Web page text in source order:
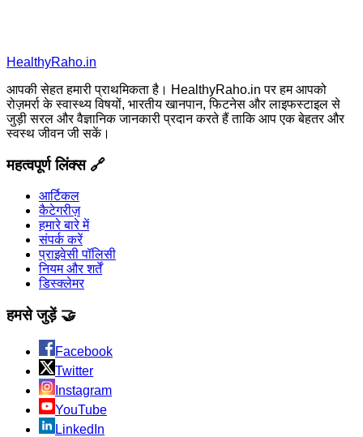
HealthyRaho.in
आपकी सेहत हमारी प्राथमिकता है। HealthyRaho.in पर हम आपको
रोज़मर्रा के स्वास्थ्य विषयों, भारतीय खानपान, फिटनेस और लाइफस्टाइल से
जुड़ी सरल और वैज्ञानिक जानकारी प्रदान करते हैं ताकि आप एक बेहतर और
स्वस्थ जीवन जी सकें।
महत्वपूर्ण लिंक्स 🔗
आर्टिकल
कैटेगरीज़
हमारे बारे में
संपर्क करें
प्राइवेसी पॉलिसी
नियम और शर्तें
डिस्क्लेमर
हमसे जुड़ें 🤝
Facebook
Twitter
Instagram
YouTube
LinkedIn